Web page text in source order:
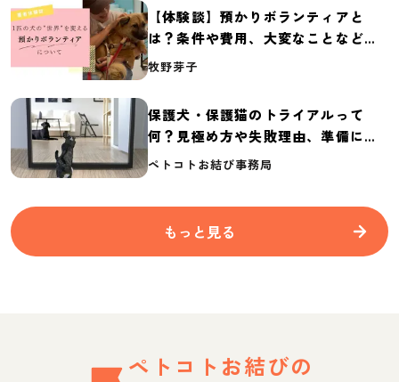
【体験談】預かりボランティアと
は？条件や費用、大変なことなど紹
介
牧野芽子
保護犬・保護猫のトライアルって
何？見極め方や失敗理由、準備に必
要なものを紹介
ペトコトお結び事務局
もっと見る
ペトコトお結びの